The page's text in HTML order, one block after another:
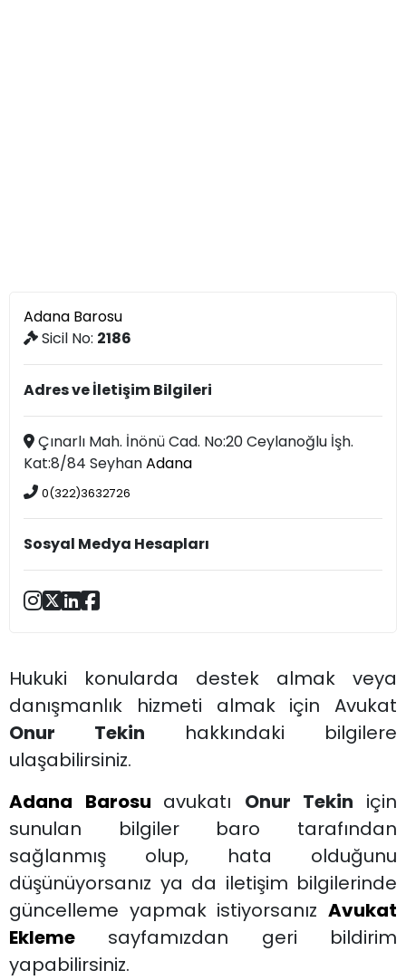
Adana Barosu
Sicil No: 2186
Adres ve İletişim Bilgileri
Çınarlı Mah. İnönü Cad. No:20 Ceylanoğlu İşh.
Kat:8/84 SeyhanAdana
0(322)3632726
Sosyal Medya Hesapları
Hukuki konularda destek almak veya
danışmanlık hizmeti almak için Avukat
Onur Tekin hakkındaki bilgilere
ulaşabilirsiniz.
Adana Barosu avukatı Onur Tekin için
sunulan bilgiler baro tarafından
sağlanmış olup, hata olduğunu
düşünüyorsanız ya da iletişim bilgilerinde
güncelleme yapmak istiyorsanız Avukat
Ekleme sayfamızdan geri bildirim
yapabilirsiniz.